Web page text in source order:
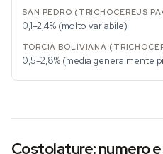
0,1–2,4% (molto variabile)
0,5–2,8% (media generalmente
Costolature: numero